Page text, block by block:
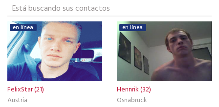
Está buscando sus contactos
en línea
FelixStar (21)
Austria
en línea
Hennrik (32)
Osnabrück